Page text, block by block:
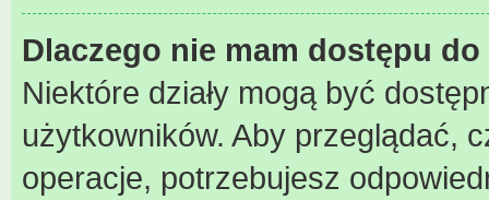
Dlaczego nie mam dostępu do
Niektóre działy mogą być
użytkowników. Aby przeglądać,
operacje, potrzebujesz